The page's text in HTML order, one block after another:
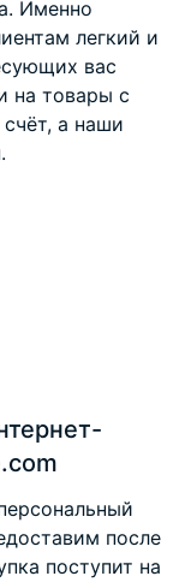
Именно
легкий и
вас
на товары с
а наши
после
поступит на